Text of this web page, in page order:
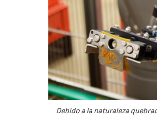
Debido a la naturaleza